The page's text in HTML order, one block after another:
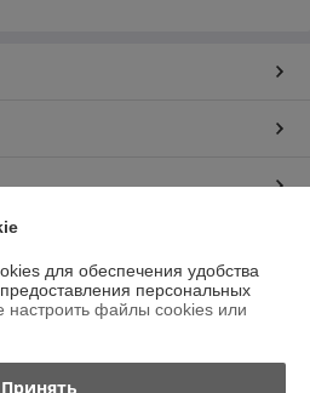
для обеспечения удобства
персональных
настроить файлы cookies или
Принять